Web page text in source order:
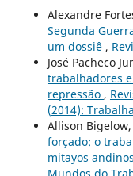
Alexandre
Segunda
um dossiê ,
José Pacheco
trabalhadores
repressão ,
(2014):
Allison Bigelow,
forçado: o
mitayos